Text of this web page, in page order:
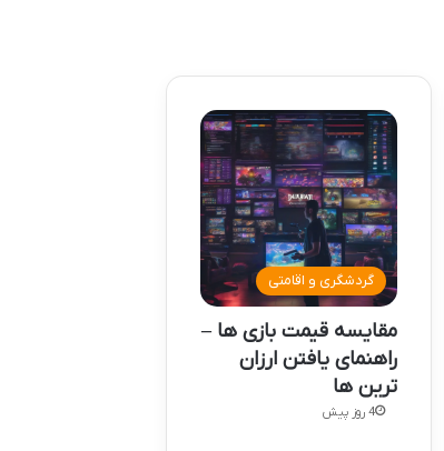
گردشگری و اقامتی
مقایسه قیمت بازی ها –
راهنمای یافتن ارزان
ترین ها
4 روز پیش